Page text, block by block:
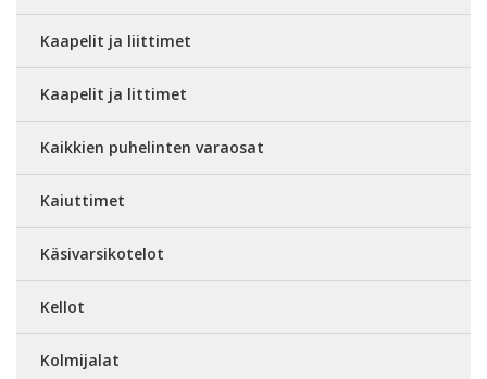
Kaapelit ja liittimet
Kaapelit ja littimet
Kaikkien puhelinten varaosat
Kaiuttimet
Käsivarsikotelot
Kellot
Kolmijalat